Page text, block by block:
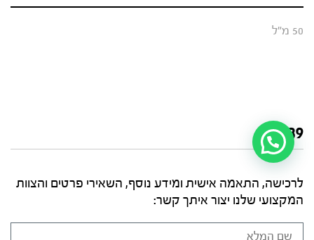
50 מ"ל
₪389
לרכישה, התאמה אישית ומידע נוסף, השאירי פרטים והצוות
המקצועי שלנו יצור איתך קשר: